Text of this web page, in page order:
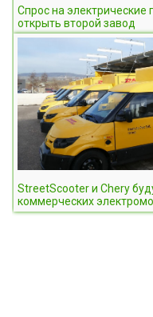
Спрос на электрические
открыть второй завод
StreetScooter и Chery
коммерческих